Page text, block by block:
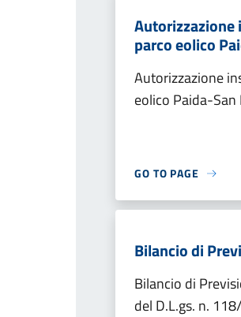
Autorizzazione
parco eolico
Autorizzazione
eolico Paida-
GO TO PAGE
Bilancio di
Bilancio di
del D.L.gs. n.